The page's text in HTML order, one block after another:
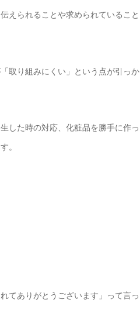
えられることや求められていること
取り組みにくい」という点が引っか
した時の対応、化粧品を勝手に作っ
。
てありがとうございます」って言っ